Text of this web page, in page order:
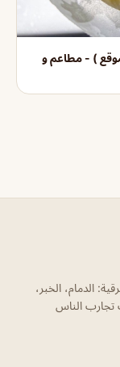
) - مطاعم و
الدمام، الخبر،
تجارب الناس